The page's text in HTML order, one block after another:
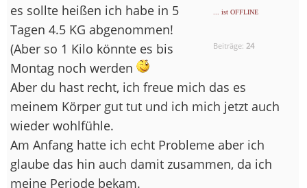
... ist OFFLINE
Beiträge: 24
es sollte heißen ich habe in 5
Tagen 4.5 KG abgenommen!
(Aber so 1 Kilo könnte es bis
Montag noch werden
Aber du hast recht, ich freue mich das es
meinem Körper gut tut und ich mich jetzt auch
wieder wohlfühle.
Am Anfang hatte ich echt Probleme aber ich
glaube das hin auch damit zusammen, da ich
meine Periode bekam.